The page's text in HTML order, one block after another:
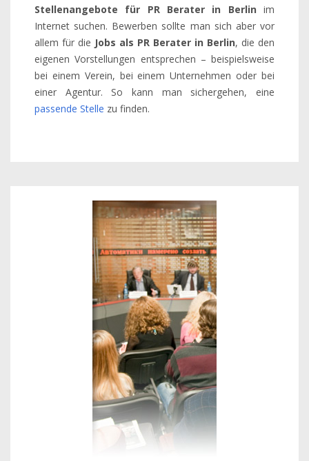
Stellenangebote für PR Berater in Berlin im
Internet suchen. Bewerben sollte man sich aber vor
allem für die Jobs als PR Berater in Berlin, die den
eigenen Vorstellungen entsprechen – beispielsweise
bei einem Verein, bei einem Unternehmen oder bei
einer Agentur. So kann man sichergehen, eine
passende Stelle zu finden.